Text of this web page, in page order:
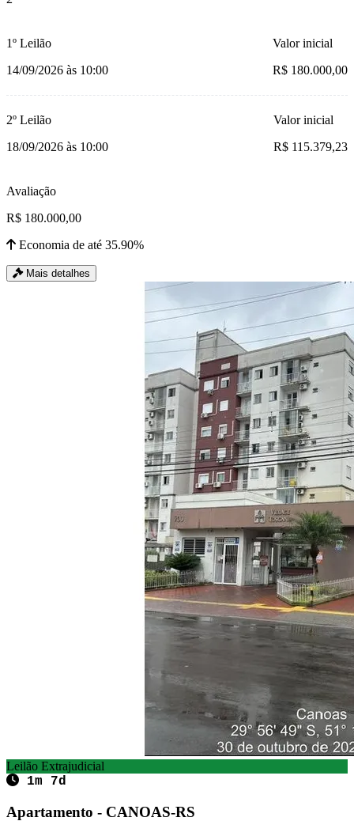
1º Leilão
14/09/2026 às 10:00
Valor inicial
R$ 180.000,00
2º Leilão
18/09/2026 às 10:00
Valor inicial
R$ 115.379,23
Avaliação
R$ 180.000,00
Economia de até 35.90%
Mais detalhes
Leilão Extrajudicial
1m 7d
Apartamento - CANOAS-RS